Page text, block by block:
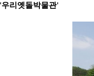
리옛돌박물관'